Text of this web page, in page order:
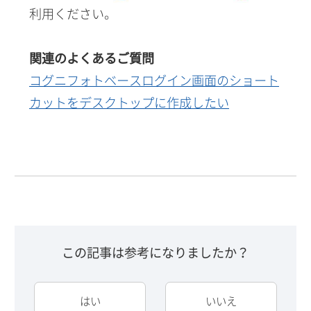
利用ください。
関連のよくあるご質問
コグニフォトベースログイン画面のショート
カットをデスクトップに作成したい
この記事は参考になりましたか？
はい いいえ